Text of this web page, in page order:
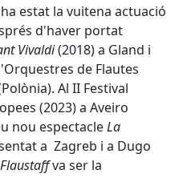
estat la vuitena actuació
d'haver portat
Vivaldi(2018) a Gland i
de Flautes
Al II Festival
(2023) a Aveiro
nou espectacleLa
a Zagreb i a Dugo
Flaustaffva ser la